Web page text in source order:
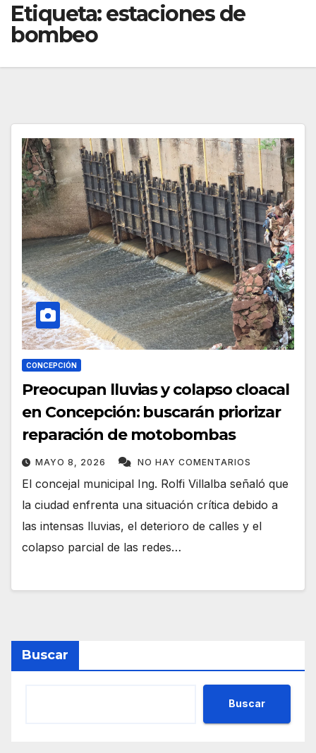
Etiqueta:estaciones de
bombeo
CONCEPCIÓN
Preocupan lluvias y colapso cloacal
en Concepción: buscarán priorizar
reparación de motobombas
MAYO 8, 2026 NO HAY COMENTARIOS
El concejal municipal Ing. Rolfi Villalba señaló que
la ciudad enfrenta una situación crítica debido a
las intensas lluvias, el deterioro de calles y el
colapso parcial de las redes…
Buscar
Buscar